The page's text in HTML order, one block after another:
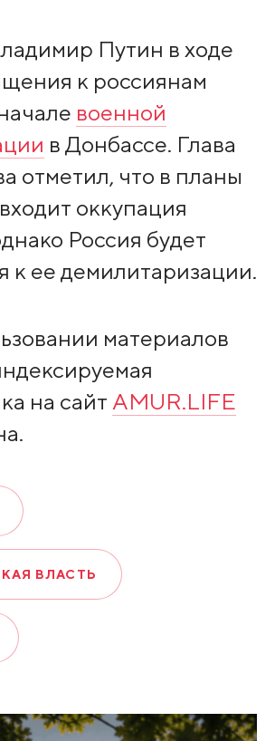
Путин в ходе
к россиянам
военной
в Донбассе. Глава
отметил, что в планы
оккупация
Россия будет
к ее демилитаризации.
материалов
на сайт AMUR.LIFE
ВЛАСТЬ